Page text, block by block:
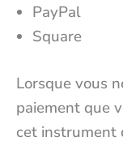
PayPal
Square
Lorsque vous
paiement que
cet instrument